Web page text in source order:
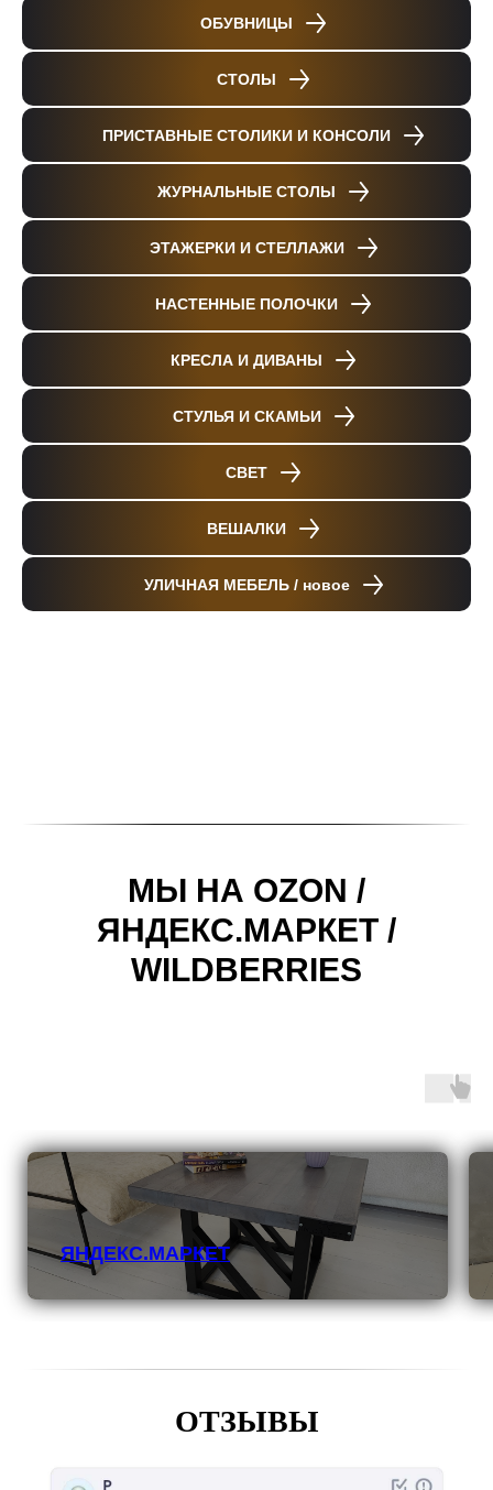
ОБУВНИЦЫ
СТОЛЫ
ПРИСТАВНЫЕ СТОЛИКИ И КОНСОЛИ
ЖУРНАЛЬНЫЕ СТОЛЫ
ЭТАЖЕРКИ И СТЕЛЛАЖИ
НАСТЕННЫЕ ПОЛОЧКИ
КРЕСЛА И ДИВАНЫ
СТУЛЬЯ И СКАМЬИ
СВЕТ
ВЕШАЛКИ
УЛИЧНАЯ МЕБЕЛЬ / новое
МЫ НА OZON /
ЯНДЕКС.МАРКЕТ /
WILDBERRIES
ЯНДЕКС.МАРКЕТ
ОТЗЫВЫ